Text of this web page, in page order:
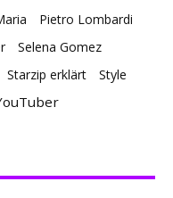
Pietro Lombardi
Selena Gomez
Starzip erklärt
Style